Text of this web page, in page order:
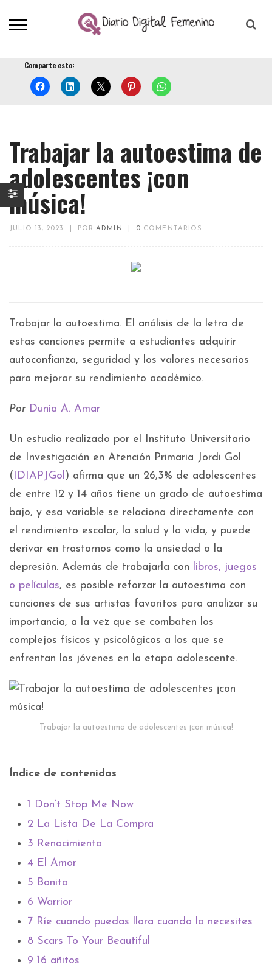
Comparte esto:
Trabajar la autoestima de
adolescentes ¡con
música!
JULIO 13, 2023 PORADMIN 0 COMENTARIOS
Trabajar la autoestima. El análisis de la letra de
estas canciones permite a estudiantes adquirir
autoconfianza, seguridad y los valores necesarios
para mejorar su rendimiento académico.
Por Dunia A. Amar
Un estudio realizado por el Instituto Universitario
de Investigación en Atención Primaria Jordi Gol
( IDIAPJGol) afirma que un 26,3% de adolescentes
de entre 12 y 14 años tiene un grado de autoestima
bajo, y esa variable se relaciona directamente con
el rendimiento escolar, la salud y la vida, y puede
derivar en trastornos como la ansiedad o la
depresión. Además de trabajarla con libros, juegos
o películas, es posible reforzar la autoestima con
canciones de sus artistas favoritos para analizar su
importancia, a la vez que se combaten los
complejos físicos y psicológicos a los que se
enfrentan los jóvenes en la etapa adolescente.
Trabajar la autoestima de adolescentes ¡con música!
Índice de contenidos
1
Don’t Stop Me Now
2 La Lista De La Compra
3 Renacimiento
4 El Amor
5 Bonito
6 Warrior
7 Ríe cuando puedas llora cuando lo necesites
8 Scars To Your Beautiful
9 16 añitos